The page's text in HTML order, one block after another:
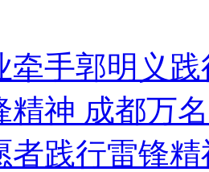
翻车
树
牵手郭明义
精神 成都万
者践行雷锋